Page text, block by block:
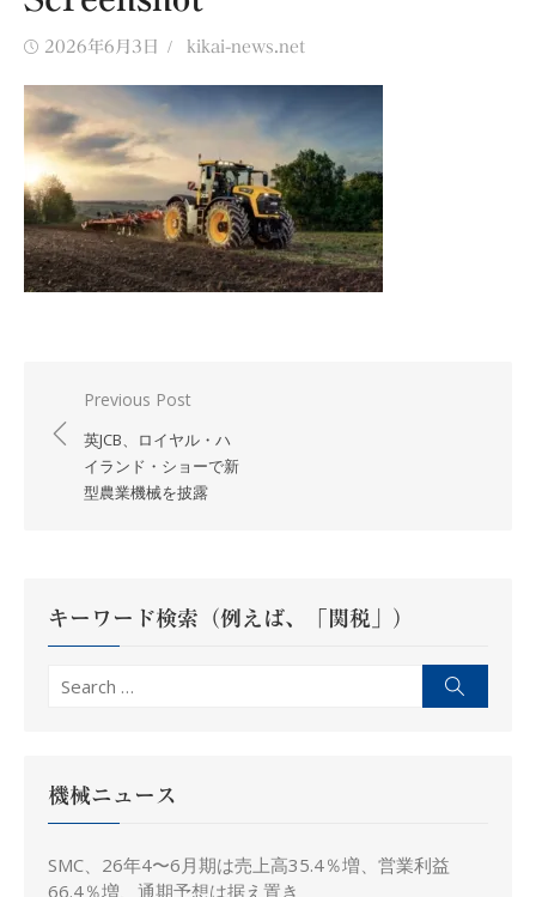
Posted
2026年6月3日 Author
kikai-news.net
稿
シ
ョ
Previous Post
英JCB、ロイヤル・ハ
イランド・ショーで新
型農業機械を披露
キーワード検索（例えば、「関税」）
Search
機械ニュース
SMC、26年4〜6月期は売上高35.4％増、営業利益
66.4％増、通期予想は据え置き